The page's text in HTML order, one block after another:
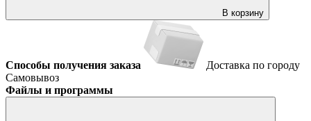
В корзину
Способы получения заказа
Доставка по городу
Самовывоз
Файлы и программы